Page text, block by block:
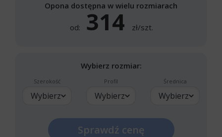
Opona dostępna w wielu rozmiarach
od: 314 zł/szt.
Wybierz rozmiar:
Szerokość
Wybierz
Profil
Wybierz
Średnica
Wybierz
Sprawdź cenę